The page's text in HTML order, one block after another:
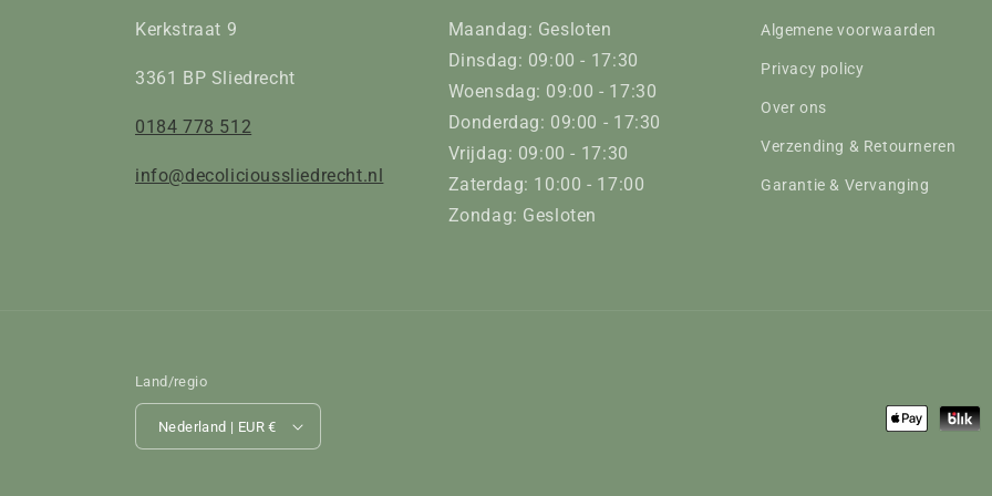
Kerkstraat 9
3361 BP Sliedrecht
0184 778 512
info@decolicioussliedrecht.nl
Maandag: Gesloten
Dinsdag: 09:00 - 17:30
Woensdag: 09:00 - 17:30
Donderdag: 09:00 - 17:30
Vrijdag: 09:00 - 17:30
Zaterdag: 10:00 - 17:00
Zondag: Gesloten
Algemene voorwaarden
Privacy policy
Over ons
Verzending & Retourneren
Garantie & Vervanging
Land/regio
Nederland | EUR €